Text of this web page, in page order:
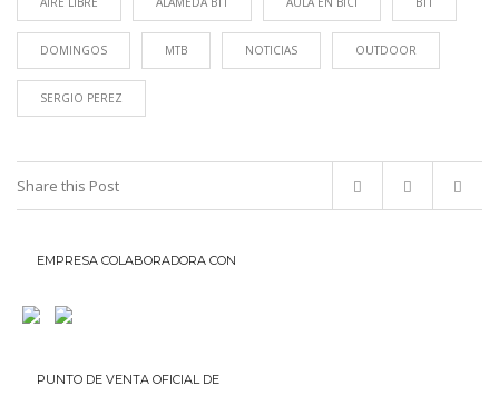
DOMINGOS MTB NOTICIAS OUTDOOR
SERGIO PEREZ
Share this Post
EMPRESA COLABORADORA CON
PUNTO DE VENTA OFICIAL DE